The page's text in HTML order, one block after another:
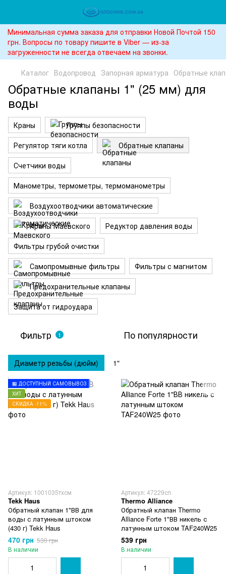
Минимальная сумма заказа для отправки Новой Почтой 150
грн. Вопросы по товару пишите в Viber — из-за
загруженности не всегда отвечаем на звонки.
Каталог Водопровод Запорная арматура Обратные
Обратные клапаны 1" (25 мм) для
воды
Краны
Группы безопасности
Регулятор тяги котла
Обратные клапаны
Счетчики воды
Манометры, термометры, термоманометры
Воздухоотводчики автоматические
Краны Маевского
Редуктор давления воды
Фильтры грубой очистки
Самопромывные фильтры
Фильтры с магнитом
Предохранительные клапаны
Защита от гидроудара
Фильтр 1 По популярности
Диаметр резьбы (дюйм) 1"
🏪 ДОСТУПНЫЙ САМОВЫВОЗ
ХИТ
СКИДКА -11%
Артикул: 1001035тхсм
Tekk Haus
Обратный клапан 1"ВВ для
воды с латунным штоком
(430 г) Tekk Haus
470 грн 530 грн
В наличии
Артикул: 47229сп
Thermo Alliance
Обратный клапан Thermo
Alliance Forte 1"ВВ никель с
латунным штоком TAF240W25
539 грн
В наличии